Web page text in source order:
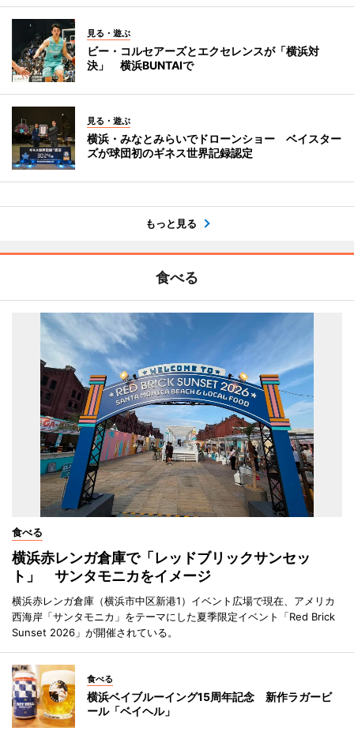
見る・遊ぶ
ビー・コルセアーズとエクセレンスが「横浜対
決」 横浜BUNTAIで
見る・遊ぶ
横浜・みなとみらいでドローンショー ベイスター
ズが球団初のギネス世界記録認定
もっと見る
食べる
食べる
横浜赤レンガ倉庫で「レッドブリックサンセッ
ト」 サンタモニカをイメージ
横浜赤レンガ倉庫（横浜市中区新港1）イベント広場で現在、アメリカ
西海岸「サンタモニカ」をテーマにした夏季限定イベント「Red Brick
Sunset 2026」が開催されている。
食べる
横浜ベイブルーイング15周年記念 新作ラガービ
ール「ベイヘル」